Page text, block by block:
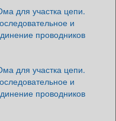
для участка цепи.
и
проводников
для участка цепи.
и
проводников